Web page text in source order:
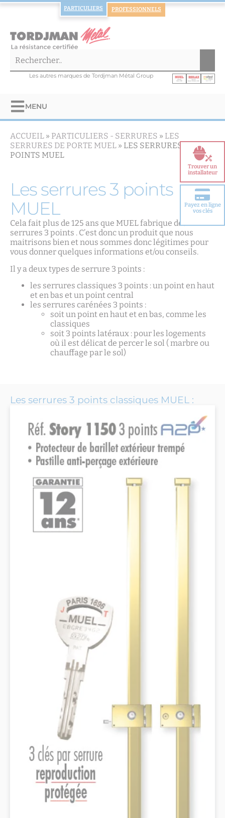
PARTICULIERS PROFESSIONNELS
Les autres marques de Tordjman Métal Group
MENU
Trouver un
installateur
Choisir votre
Payez en ligne
vos clés
ACCUEIL » PARTICULIERS - SERRURES » LES
SERRURES DE PORTE MUEL » LES SERRURES 3
POINTS MUEL
Les serrures 3 points
MUEL
Cela fait plus de 125 ans que MUEL fabrique des
serrures 3 points . C’est donc un produit que nous
maitrisons bien et nous sommes donc légitimes pour
vous donner quelques informations et/ou conseils.
Il y a deux types de serrure 3 points :
les serrures classiques 3 points : un point en haut
et en bas et un point central
les serrures carénées 3 points :
soit un point en haut et en bas, comme les
classiques
soit 3 points latéraux : pour les logements
où il est délicat de percer le sol ( marbre ou
chauffage par le sol)
Les serrures 3 points classiques MUEL :